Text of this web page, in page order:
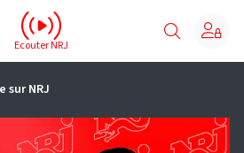
Ecouter NRJ
sur NRJ